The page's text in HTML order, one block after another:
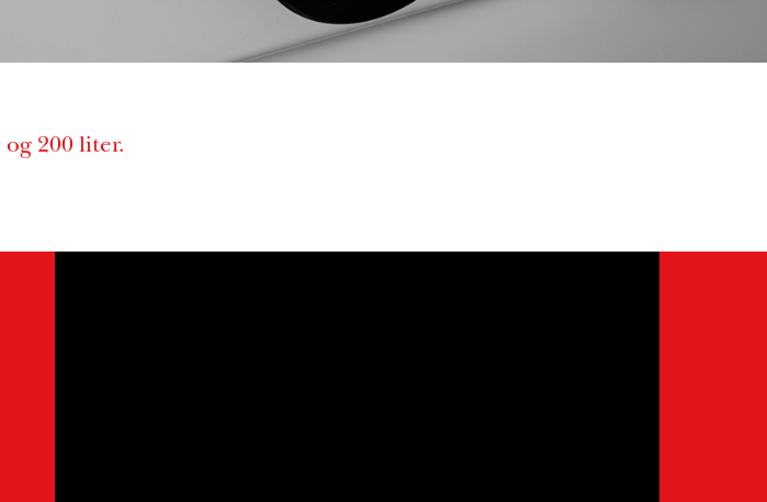
og 200 liter.